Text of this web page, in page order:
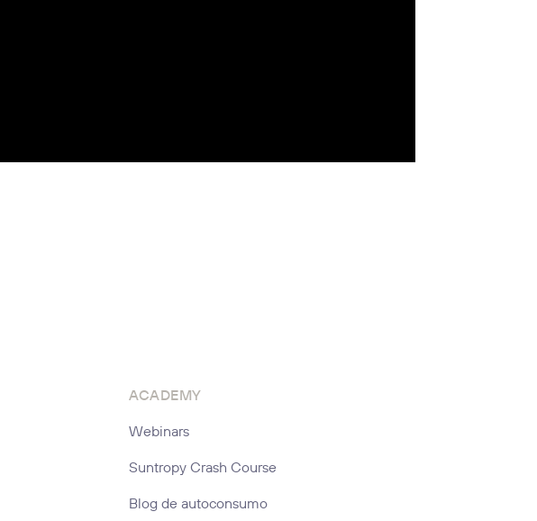
ACADEMY
Webinars
Suntropy Crash Course
Blog de autoconsumo